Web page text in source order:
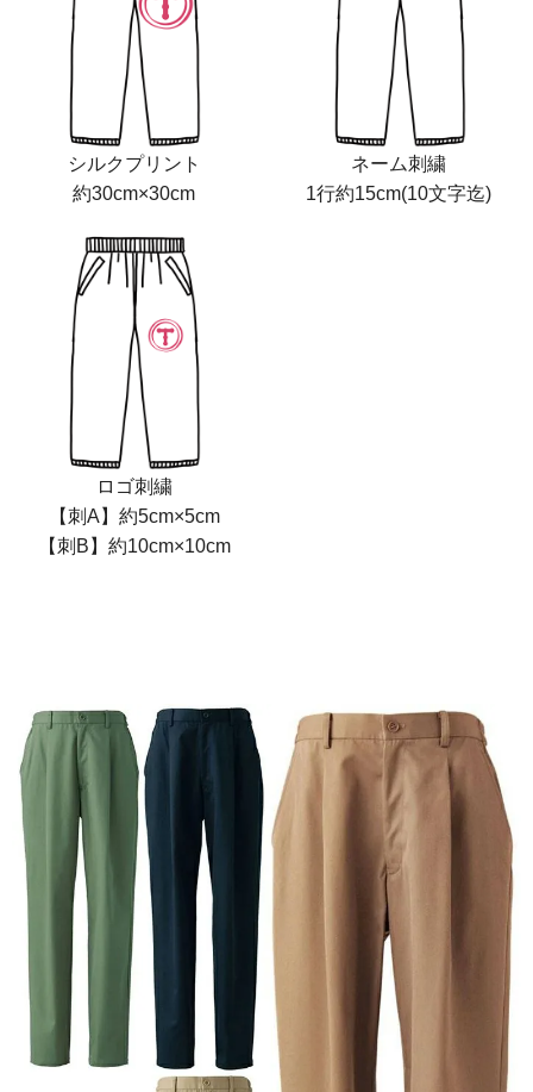
シルクプリント
約30cm×30cm
ネーム刺繍
1行約15cm(10文字迄)
ロゴ刺繍
【刺A】約5cm×5cm
【刺B】約10cm×10cm